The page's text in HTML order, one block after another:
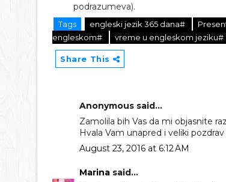
podrazumeva).
Tags engleski jezik 365 dana#
engleskom#
vreme u engleskom jeziku#
Share This
Anonymous said...
Zamolila bih Vas da mi objasnite
Hvala Vam unapred i veliki pozdrav
August 23, 2016 at 6:12 AM
Marina said...